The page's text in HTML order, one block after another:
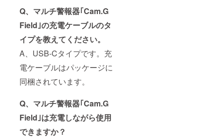
Q、マルチ警報器｢Cam.G
Field｣の充電ケーブルのタ
イプを教えてください。
A、USB-Cタイプです。充
電ケーブルはパッケージに
同梱されています。
Q、マルチ警報器｢Cam.G
Field｣は充電しながら使用
できますか？